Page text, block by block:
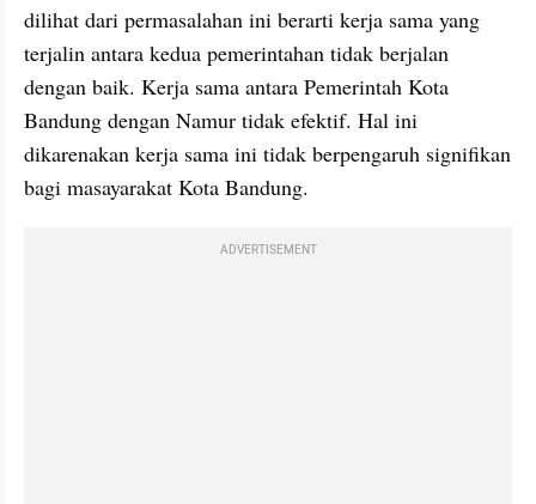
dilihat dari permasalahan ini berarti kerja sama yang
terjalin antara kedua pemerintahan tidak berjalan
dengan baik. Kerja sama antara Pemerintah Kota
Bandung dengan Namur tidak efektif. Hal ini
dikarenakan kerja sama ini tidak berpengaruh signifikan
bagi masayarakat Kota Bandung.
ADVERTISEMENT